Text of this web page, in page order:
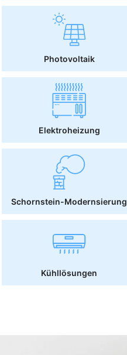
Photovoltaik
Elektroheizung
Schornstein-Modernsierung
Kühllösungen